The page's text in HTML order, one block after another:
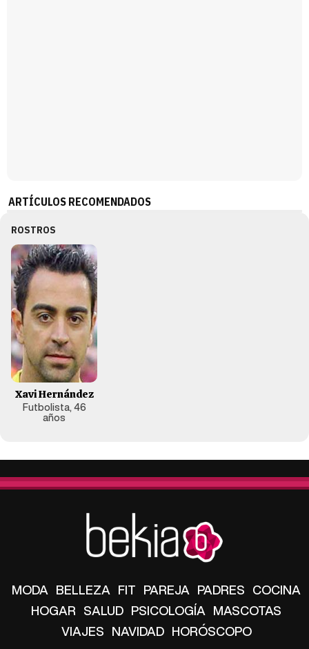
ARTÍCULOS RECOMENDADOS
ROSTROS
Xavi Hernández
Futbolista, 46
años
MODA BELLEZA FIT PAREJA PADRES COCINA
HOGAR SALUD PSICOLOGÍA MASCOTAS
VIAJES NAVIDAD HORÓSCOPO